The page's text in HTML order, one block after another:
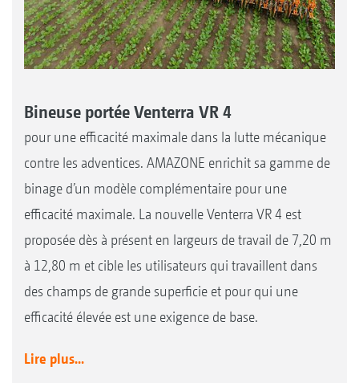
Bineuse portée Venterra VR 4
pour une efficacité maximale dans la lutte mécanique
contre les adventices. AMAZONE enrichit sa gamme de
binage d’un modèle complémentaire pour une
efficacité maximale. La nouvelle Venterra VR 4 est
proposée dès à présent en largeurs de travail de 7,20 m
à 12,80 m et cible les utilisateurs qui travaillent dans
des champs de grande superficie et pour qui une
efficacité élevée est une exigence de base.
Lire plus...